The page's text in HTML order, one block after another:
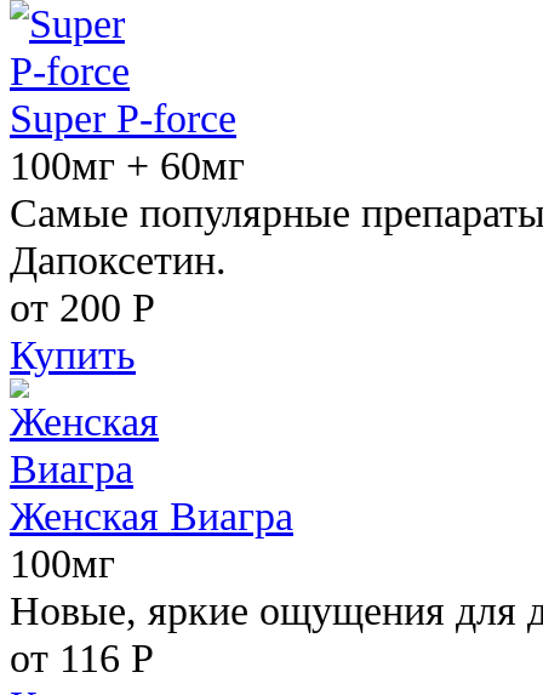
Super P-force
100мг + 60мг
Самые популярные
Дапоксетин.
от 200 Р
Купить
Женская Виагра
100мг
Новые, яркие ощущения для
от 116 Р